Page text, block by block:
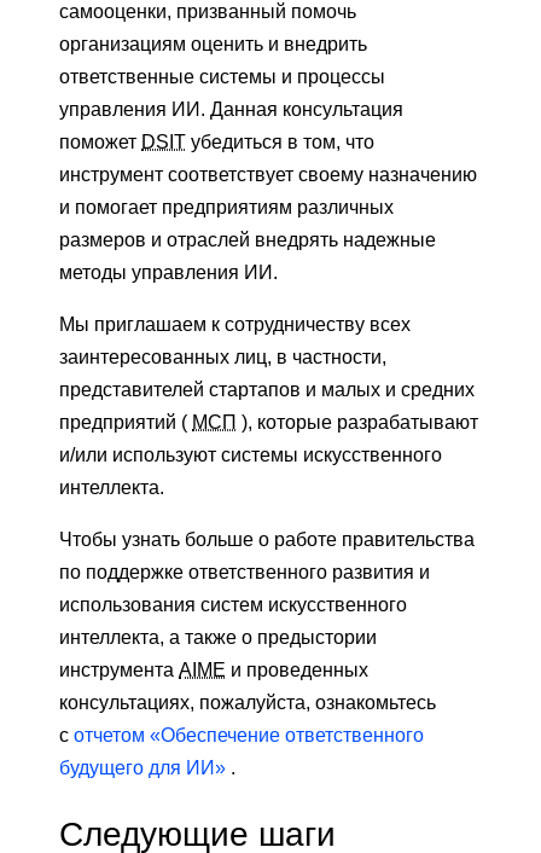
самооценки, призванный помочь
организациям оценить и внедрить
ответственные системы и процессы
управления ИИ. Данная консультация
поможет DSIT убедиться в том, что
инструмент соответствует своему назначению
и помогает предприятиям различных
размеров и отраслей внедрять надежные
методы управления ИИ.
Мы приглашаем к сотрудничеству всех
заинтересованных лиц, в частности,
представителей стартапов и малых и средних
предприятий ( МСП ), которые разрабатывают
и/или используют системы искусственного
интеллекта.
Чтобы узнать больше о работе правительства
по поддержке ответственного развития и
использования систем искусственного
интеллекта, а также о предыстории
инструмента AIME и проведенных
консультациях, пожалуйста, ознакомьтесь
с отчетом «Обеспечение ответственного
будущего для ИИ» .
Следующие шаги